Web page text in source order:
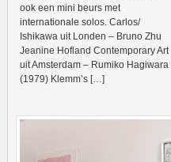
ook een mini beurs met
internationale solos. Carlos/
Ishikawa uit Londen – Bruno Zhu
Jeanine Hofland Contemporary Art
uit Amsterdam – Rumiko Hagiwara
(1979) Klemm’s […]